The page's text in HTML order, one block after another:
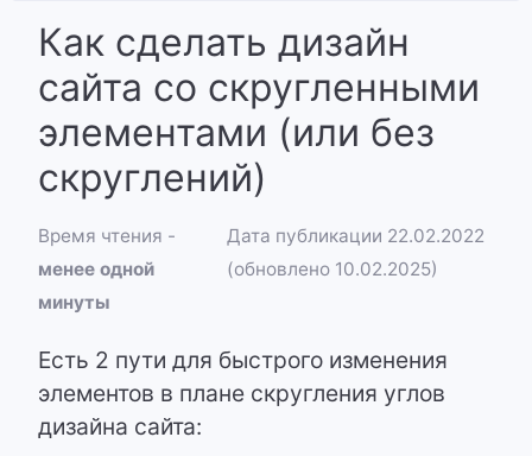
Как сделать дизайн
сайта со скругленными
элементами (или без
скруглений)
Время чтения -
менее одной
минуты
Дата публикации 22.02.2022
(обновлено 10.02.2025)
Есть 2 пути для быстрого изменения
элементов в плане скругления углов
дизайна сайта: